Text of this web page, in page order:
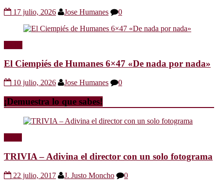
17 julio, 2026 Jose Humanes 0
El Ciempiés de Humanes 6×47 «De nada por nada»
10 julio, 2026 Jose Humanes 0
¡Demuestra lo que sabes!
TRIVIA – Adivina el director con un solo fotograma
22 julio, 2017 J. Justo Moncho
0